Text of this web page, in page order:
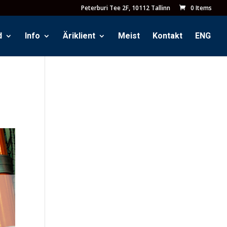
Peterburi Tee 2F, 10112 Tallinn 0 Items
Info Äriklient Meist Kontakt ENG